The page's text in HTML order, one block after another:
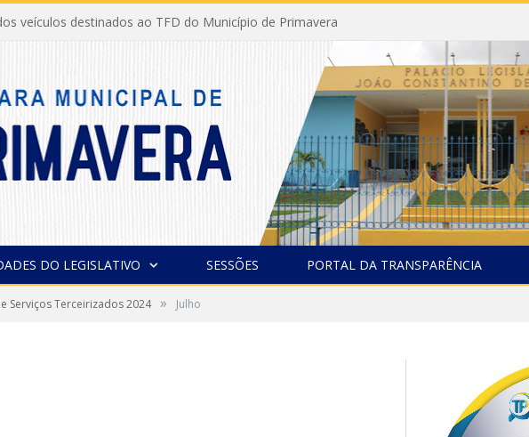
veículos destinados ao TFD do Município de Primavera
DO LEGISLATIVO SESSÕES PORTAL DA TRANSPARÊNCIA
Serviços Terceirizados 2024 » Julho